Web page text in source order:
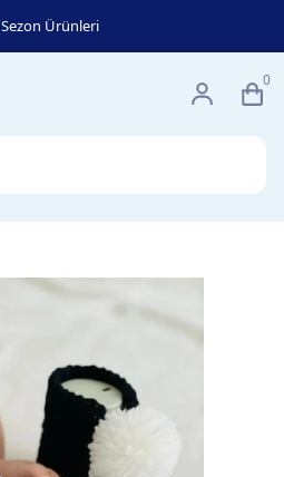
Sezon Ürünleri
0